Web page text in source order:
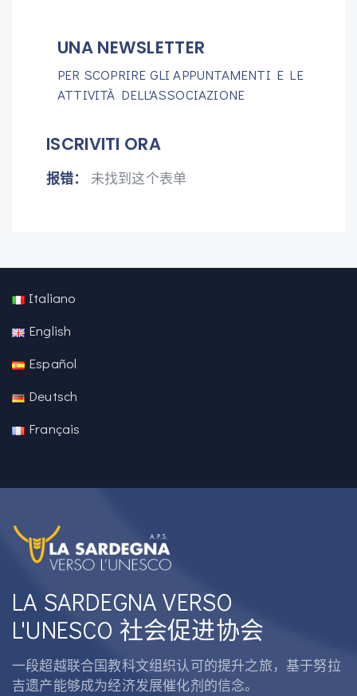
UNA NEWSLETTER
PER SCOPRIRE GLI APPUNTAMENTI E LE
ATTIVITÀ DELL'ASSOCIAZIONE
ISCRIVITI ORA
报错： 未找到这个表单
Italiano
English
Español
Deutsch
Français
LA SARDEGNA VERSO
L'UNESCO 社会促进协会
一段超越联合国教科文组织认可的提升之旅，基于努拉
吉遗产能够成为经济发展催化剂的信念。